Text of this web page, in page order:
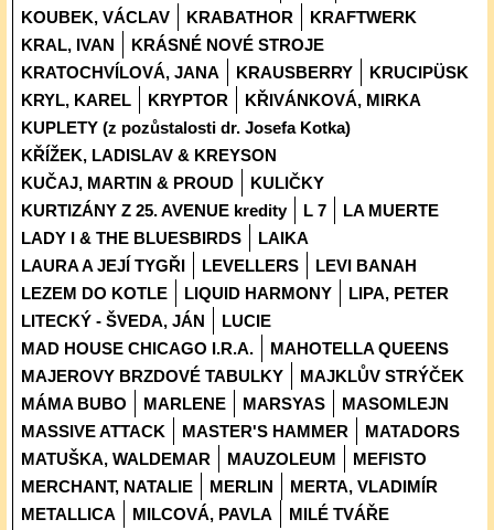
KOUBEK, VÁCLAV
KRABATHOR
KRAFTWERK
KRAL, IVAN
KRÁSNÉ NOVÉ STROJE
KRATOCHVÍLOVÁ, JANA
KRAUSBERRY
KRUCIPÜSK
KRYL, KAREL
KRYPTOR
KŘIVÁNKOVÁ, MIRKA
KUPLETY (z pozůstalosti dr. Josefa Kotka)
KŘÍŽEK, LADISLAV & KREYSON
KUČAJ, MARTIN & PROUD
KULIČKY
KURTIZÁNY Z 25. AVENUE kredity
L 7
LA MUERTE
LADY I & THE BLUESBIRDS
LAIKA
LAURA A JEJÍ TYGŘI
LEVELLERS
LEVI BANAH
LEZEM DO KOTLE
LIQUID HARMONY
LIPA, PETER
LITECKÝ - ŠVEDA, JÁN
LUCIE
MAD HOUSE CHICAGO I.R.A.
MAHOTELLA QUEENS
MAJEROVY BRZDOVÉ TABULKY
MAJKLŮV STRÝČEK
MÁMA BUBO
MARLENE MARSYAS
MASOMLEJN
MASSIVE ATTACK
MASTER'S HAMMER
MATADORS
MATUŠKA, WALDEMAR
MAUZOLEUM
MEFISTO
MERCHANT, NATALIE
MERLIN
MERTA, VLADIMÍR
METALLICA
MILCOVÁ, PAVLA
MILÉ TVÁŘE